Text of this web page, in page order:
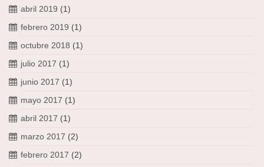
abril 2019 (1)
febrero 2019 (1)
octubre 2018 (1)
julio 2017 (1)
junio 2017 (1)
mayo 2017 (1)
abril 2017 (1)
marzo 2017 (2)
febrero 2017 (2)